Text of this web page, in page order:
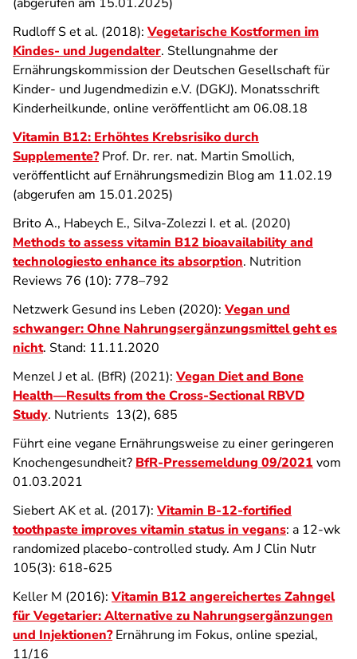
Rudloff S et al. (2018): Vegetarische Kostformen im
Kindes- und Jugendalter. Stellungnahme der
Ernährungskommission der Deutschen Gesellschaft für
Kinder- und Jugendmedizin e.V. (DGKJ). Monatsschrift
Kinderheilkunde, online veröffentlicht am 06.08.18
Vitamin B12: Erhöhtes Krebsrisiko durch
Supplemente?Prof. Dr. rer. nat. Martin Smollich,
veröffentlicht auf Ernährungsmedizin Blog am 11.02.19
(abgerufen am 15.01.2025)
Brito A., Habeych E., Silva-Zolezzi I. et al. (2020)
Methods to assess vitamin B12 bioavailability and
technologiesto enhance its absorption. Nutrition
Reviews 76 (10): 778–792
Netzwerk Gesund ins Leben (2020): Vegan und
schwanger: Ohne Nahrungsergänzungsmittel geht es
nicht. Stand: 11.11.2020
Menzel J et al. (BfR) (2021): Vegan Diet and Bone
Health—Results from the Cross-Sectional RBVD
Study. Nutrients 13(2), 685
Führt eine vegane Ernährungsweise zu einer geringeren
Knochengesundheit? BfR-Pressemeldung 09/2021 vom
01.03.2021
Siebert AK et al. (2017): Vitamin B-12-fortified
toothpaste improves vitamin status in vegans: a 12-wk
randomized placebo-controlled study. Am J Clin Nutr
105(3): 618-625
Keller M (2016): Vitamin B12 angereichertes Zahngel
für Vegetarier: Alternative zu Nahrungsergänzungen
und Injektionen?Ernährung im Fokus, online spezial,
11/16